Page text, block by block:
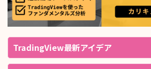
TradingView最新アイデア